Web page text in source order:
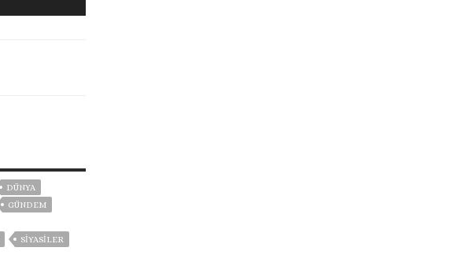
DÜNYA
GÜNDEM
SİYASİLER